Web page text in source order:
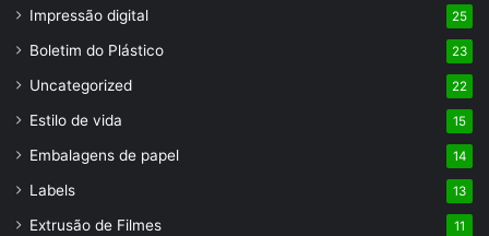
Impressão digital 25
Boletim do Plástico 23
Uncategorized 22
Estilo de vida 15
Embalagens de papel 14
Labels 13
Extrusão de Filmes 11